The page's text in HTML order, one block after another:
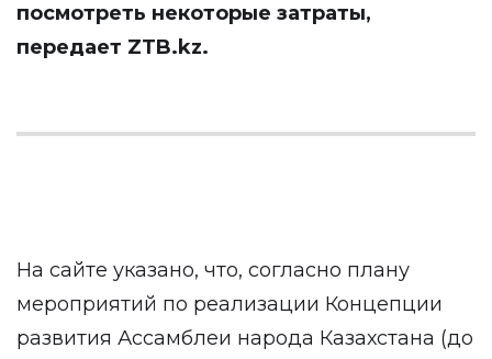
посмотреть некоторые затраты,
передает ZTB.kz.
На сайте указано, что, согласно плану
мероприятий по реализации Концепции
развития Ассамблеи народа Казахстана (до